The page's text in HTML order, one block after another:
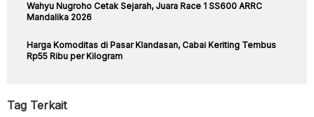
Wahyu Nugroho Cetak Sejarah, Juara Race 1 SS600 ARRC
Mandalika 2026
Harga Komoditas di Pasar Klandasan, Cabai Keriting Tembus
Rp55 Ribu per Kilogram
Tag Terkait